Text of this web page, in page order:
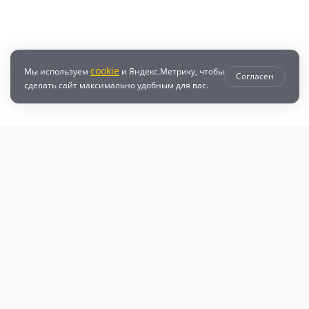
Мы используем cookie и Яндекс.Метрику, чтобы
сделать сайт максимально удобным для вас.
Согласен